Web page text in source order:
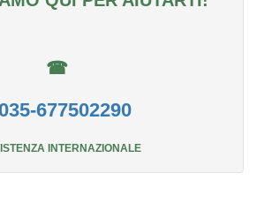
☎
677502290
INTERNAZIONALE